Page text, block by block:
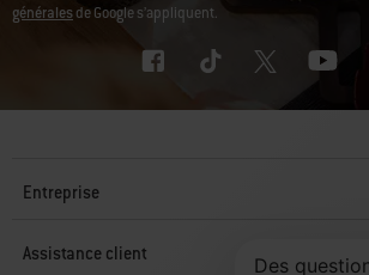
généralesde Google s’appliquent.
Entreprise
Assistance client